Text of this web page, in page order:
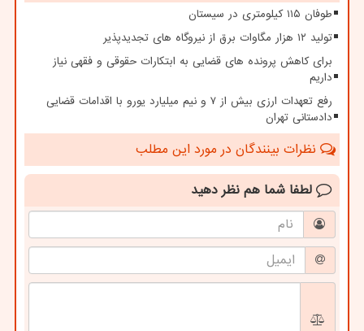
طوفان ۱۱۵ کیلومتری در سیستان
تولید ۱۲ هزار مگاوات برق از نیروگاه های تجدیدپذیر
برای کاهش پرونده های قضایی به ابتکارات حقوقی و فقهی نیاز
داریم
رفع تعهدات ارزی بیش از ۷ و نیم میلیارد یورو با اقدامات قضایی
دادستانی تهران
نظرات بینندگان در مورد این مطلب
لطفا شما هم نظر دهید